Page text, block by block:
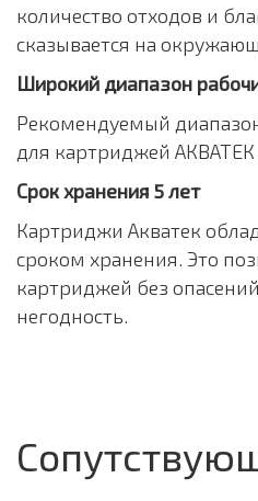
количество отходов и
сказывается на
Широкий диапазон
Рекомендуемый
для картриджей АКВАТЕК
Срок хранения 5 лет
Картриджи Акватек
сроком хранения. Это
картриджей без
негодность.